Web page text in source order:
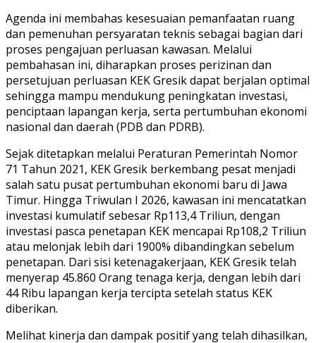
Agenda ini membahas kesesuaian pemanfaatan ruang
dan pemenuhan persyaratan teknis sebagai bagian dari
proses pengajuan perluasan kawasan. Melalui
pembahasan ini, diharapkan proses perizinan dan
persetujuan perluasan KEK Gresik dapat berjalan optimal
sehingga mampu mendukung peningkatan investasi,
penciptaan lapangan kerja, serta pertumbuhan ekonomi
nasional dan daerah (PDB dan PDRB).
Sejak ditetapkan melalui Peraturan Pemerintah Nomor
71 Tahun 2021, KEK Gresik berkembang pesat menjadi
salah satu pusat pertumbuhan ekonomi baru di Jawa
Timur. Hingga Triwulan I 2026, kawasan ini mencatatkan
investasi kumulatif sebesar Rp113,4 Triliun, dengan
investasi pasca penetapan KEK mencapai Rp108,2 Triliun
atau melonjak lebih dari 1900% dibandingkan sebelum
penetapan. Dari sisi ketenagakerjaan, KEK Gresik telah
menyerap 45.860 Orang tenaga kerja, dengan lebih dari
44 Ribu lapangan kerja tercipta setelah status KEK
diberikan.
Melihat kinerja dan dampak positif yang telah dihasilkan,